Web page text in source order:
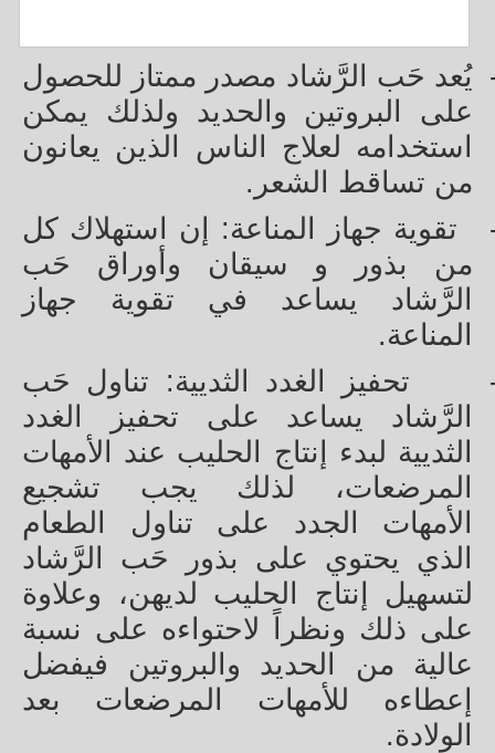
يُعد حَب الرَّشاد مصدر ممتاز للحصول
على البروتين والحديد ولذلك يمكن
استخدامه لعلاج الناس الذين يعانون
من تساقط الشعر.
تقوية جهاز المناعة: إن استهلاك كل
من بذور و سيقان وأوراق حَب
الرَّشاد يساعد في تقوية جهاز
المناعة.
تحفيز الغدد الثديية: تناول حَب
الرَّشاد يساعد على تحفيز الغدد
الثديية لبدء إنتاج الحليب عند الأمهات
المرضعات، لذلك يجب تشجيع
الأمهات الجدد على تناول الطعام
الذي يحتوي على بذور حَب الرَّشاد
لتسهيل إنتاج الحليب لديهن، وعلاوة
على ذلك ونظراً لاحتواءه على نسبة
عالية من الحديد والبروتين فيفضل
إعطاءه للأمهات المرضعات بعد
الولادة.